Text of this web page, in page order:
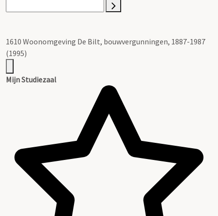
1610 Woonomgeving De Bilt, bouwvergunningen, 1887-1987
(1995)
Mijn Studiezaal